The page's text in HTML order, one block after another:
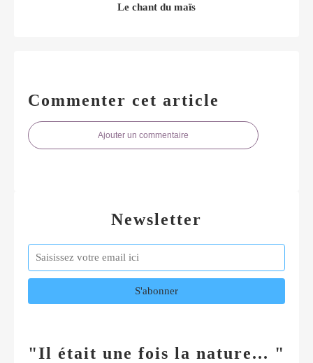
Le chant du maïs
Commenter cet article
Ajouter un commentaire
Newsletter
"Il était une fois la nature... "